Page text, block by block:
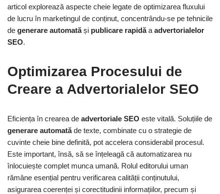
articol explorează aspecte cheie legate de optimizarea fluxului
de lucru în marketingul de conținut, concentrându-se pe tehnicile
de generare automatăși publicare rapidăa advertorialelor
SEO.
Optimizarea Procesului de
Creare a Advertorialelor SEO
Eficiența în crearea de advertoriale SEO este vitală. Soluțiile de
generare automatăde texte, combinate cu o strategie de
cuvinte cheie bine definită, pot accelera considerabil procesul.
Este important, însă, să se înțeleagă că automatizarea nu
înlocuiește complet munca umană. Rolul editorului uman
rămâne esențial pentru verificarea calității conținutului,
asigurarea coerenței și corectitudinii informațiilor, precum și